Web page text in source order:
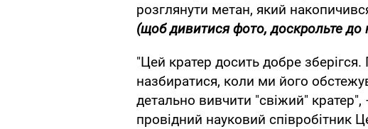
розглянути метан, який
(щоб дивитися фото, доскрольте до
"Цей кратер досить добре
назбиратися, коли ми його
детально вивчити "свіжий" кратер",
провідний науковий співробітник